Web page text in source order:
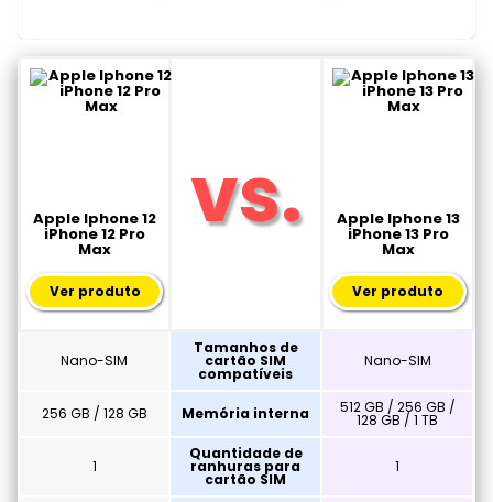
Apple Iphone 12
iPhone 12 Pro
Max
Ver produto
Apple Iphone 13
iPhone 13 Pro
Max
Ver produto
Nano-SIM
Tamanhos de
cartão SIM
compatíveis
Nano-SIM
256 GB / 128 GB Memória interna 512 GB / 256 GB /
128 GB / 1 TB
1
Quantidade de
ranhuras para
cartão SIM
1